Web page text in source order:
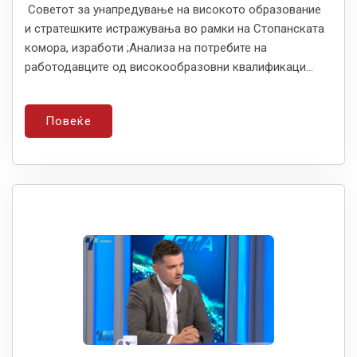
Советот за унапредување на високото образование
и стратешките истражувања во рамки на Стопанската
комора, изработи ;Анализа на потребите на
работодавците од високообразовни квалификаци...
Повеќе